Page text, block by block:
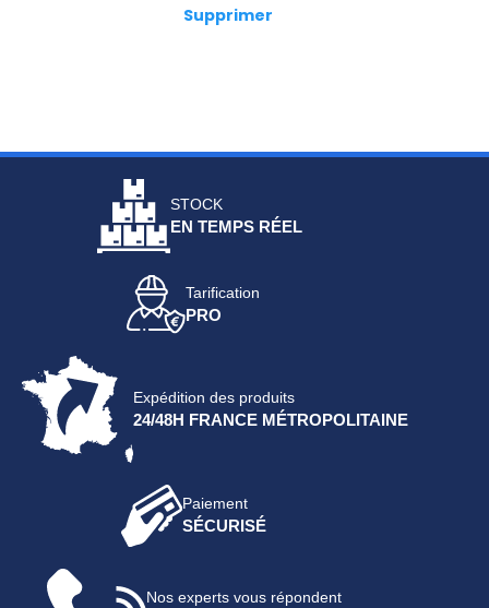
Supprimer
STOCK
EN TEMPS RÉEL
Tarification
PRO
Expédition des produits
24/48H FRANCE MÉTROPOLITAINE
Paiement
SÉCURISÉ
Nos experts vous répondent